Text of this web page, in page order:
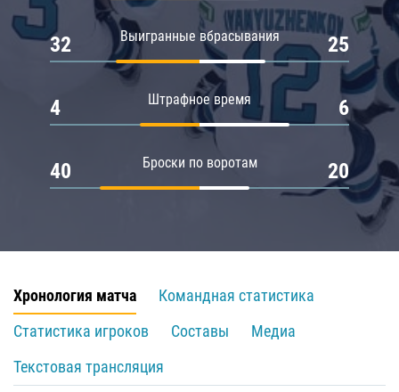
Выигранные вбрасывания
32 25
Штрафное время
4 6
Броски по воротам
40 20
Хронология матча
Командная статистика
Статистика игроков
Составы
Медиа
Текстовая трансляция